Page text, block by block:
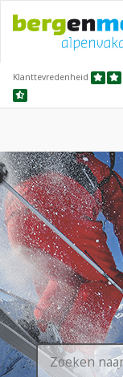
Klanttevredenheid